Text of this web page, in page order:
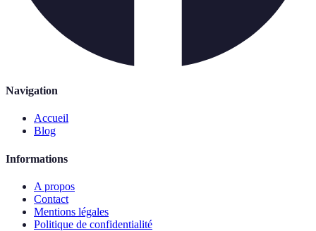
Navigation
Accueil
Blog
Informations
A propos
Contact
Mentions légales
Politique de confidentialité